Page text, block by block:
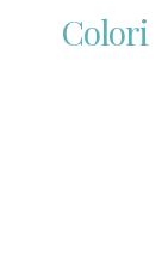
Colori